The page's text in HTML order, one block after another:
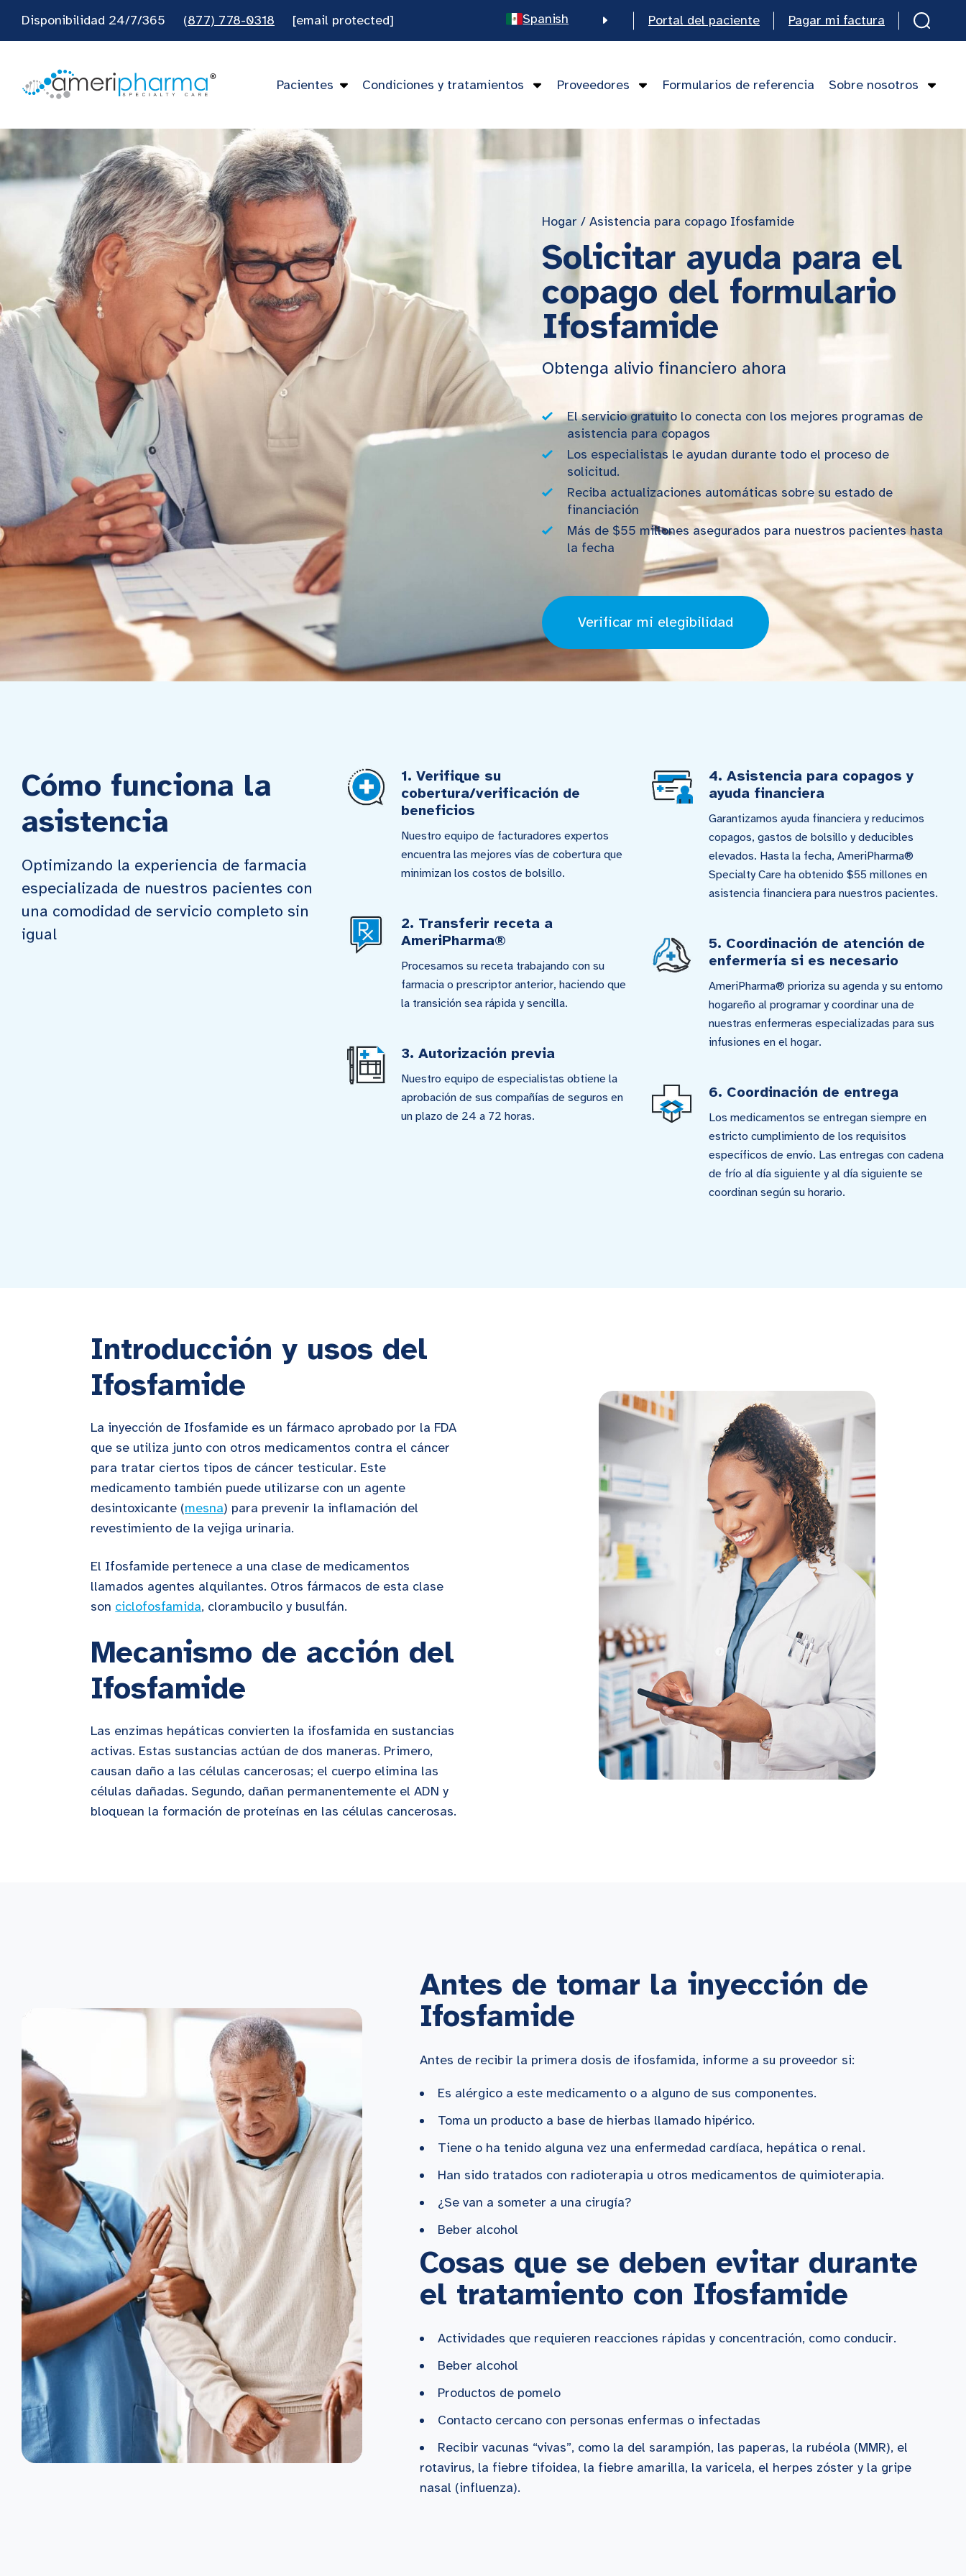
Disponibilidad 24/7/365 (877) 778-0318 [email protected] Spanish Portal del paciente Pagar mi factura
Pacientes Condiciones y tratamientos Proveedores Formularios de referencia Sobre nosotros
Hogar / Asistencia para copago Ifosfamide
Solicitar ayuda para el
copago del formulario
Ifosfamide
Obtenga alivio financiero ahora
El servicio gratuito lo conecta con los mejores programas de
asistencia para copagos
Los especialistas le ayudan durante todo el proceso de
solicitud.
Reciba actualizaciones automáticas sobre su estado de
financiación
Más de $55 millones asegurados para nuestros pacientes hasta
la fecha
Verificar mi elegibilidad
Cómo funciona la
asistencia
Optimizando la experiencia de farmacia
especializada de nuestros pacientes con
una comodidad de servicio completo sin
igual
1. Verifique su
cobertura/verificación de
beneficios
Nuestro equipo de facturadores expertos
encuentra las mejores vías de cobertura que
minimizan los costos de bolsillo.
2. Transferir receta a
AmeriPharma®
Procesamos su receta trabajando con su
farmacia o prescriptor anterior, haciendo que
la transición sea rápida y sencilla.
3. Autorización previa
Nuestro equipo de especialistas obtiene la
aprobación de sus compañías de seguros en
un plazo de 24 a 72 horas.
4. Asistencia para copagos y
ayuda financiera
Garantizamos ayuda financiera y reducimos
copagos, gastos de bolsillo y deducibles
elevados. Hasta la fecha, AmeriPharma®
Specialty Care ha obtenido $55 millones en
asistencia financiera para nuestros pacientes.
5. Coordinación de atención de
enfermería si es necesario
AmeriPharma® prioriza su agenda y su entorno
hogareño al programar y coordinar una de
nuestras enfermeras especializadas para sus
infusiones en el hogar.
6. Coordinación de entrega
Los medicamentos se entregan siempre en
estricto cumplimiento de los requisitos
específicos de envío. Las entregas con cadena
de frío al día siguiente y al día siguiente se
coordinan según su horario.
Introducción y usos del
Ifosfamide
La inyección de Ifosfamide es un fármaco aprobado por la FDA
que se utiliza junto con otros medicamentos contra el cáncer
para tratar ciertos tipos de cáncer testicular. Este
medicamento también puede utilizarse con un agente
desintoxicante (mesna) para prevenir la inflamación del
revestimiento de la vejiga urinaria.
El Ifosfamide pertenece a una clase de medicamentos
llamados agentes alquilantes. Otros fármacos de esta clase
son ciclofosfamida, clorambucilo y busulfán.
Mecanismo de acción del
Ifosfamide
Las enzimas hepáticas convierten la ifosfamida en sustancias
activas. Estas sustancias actúan de dos maneras. Primero,
causan daño a las células cancerosas; el cuerpo elimina las
células dañadas. Segundo, dañan permanentemente el ADN y
bloquean la formación de proteínas en las células cancerosas.
Antes de tomar la inyección de
Ifosfamide
Antes de recibir la primera dosis de ifosfamida, informe a su proveedor si:
Es alérgico a este medicamento o a alguno de sus componentes.
Toma un producto a base de hierbas llamado hipérico.
Tiene o ha tenido alguna vez una enfermedad cardíaca, hepática o renal.
Han sido tratados con radioterapia u otros medicamentos de quimioterapia.
¿Se van a someter a una cirugía?
Beber alcohol
Cosas que se deben evitar durante
el tratamiento con Ifosfamide
Actividades que requieren reacciones rápidas y concentración, como conducir.
Beber alcohol
Productos de pomelo
Contacto cercano con personas enfermas o infectadas
Recibir vacunas “vivas”, como la del sarampión, las paperas, la rubéola (MMR), el
rotavirus, la fiebre tifoidea, la fiebre amarilla, la varicela, el herpes zóster y la gripe
nasal (influenza).